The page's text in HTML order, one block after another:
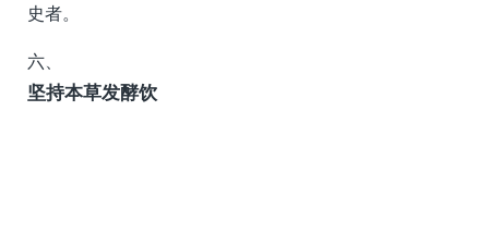
史者。
六、
坚持本草发酵饮